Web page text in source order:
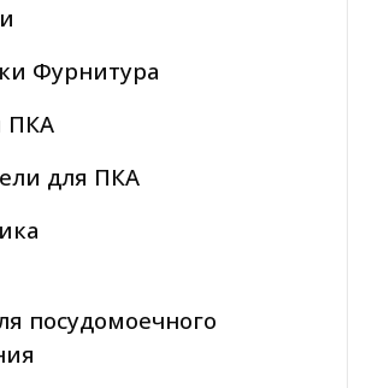
Фурнитура
ПКА
для ПКА
посудомоечного